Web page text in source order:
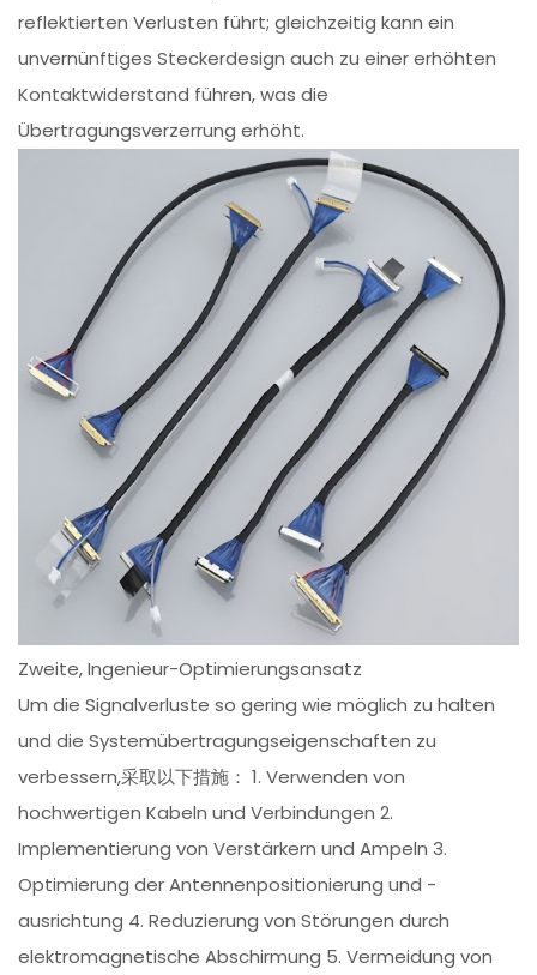
reflektierten Verlusten führt; gleichzeitig kann ein
unvernünftiges Steckerdesign auch zu einer erhöhten
Kontaktwiderstand führen, was die
Übertragungsverzerrung erhöht.
Zweite, Ingenieur-Optimierungsansatz
Um die Signalverluste so gering wie möglich zu halten
und die Systemübertragungseigenschaften zu
verbessern,采取以下措施： 1. Verwenden von
hochwertigen Kabeln und Verbindungen 2.
Implementierung von Verstärkern und Ampeln 3.
Optimierung der Antennenpositionierung und -
ausrichtung 4. Reduzierung von Störungen durch
elektromagnetische Abschirmung 5. Vermeidung von